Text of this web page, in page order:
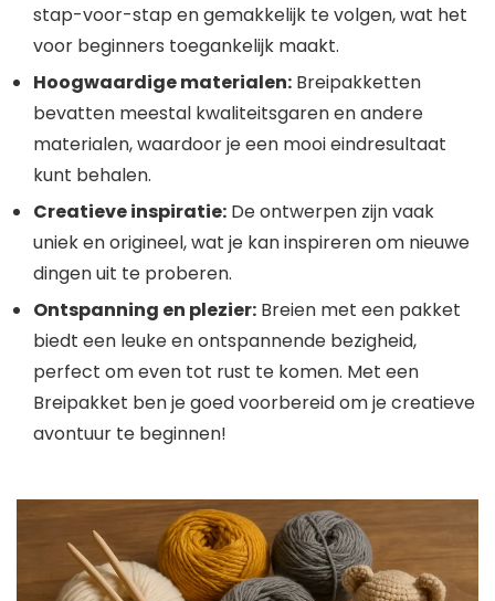
stap-voor-stap en gemakkelijk te volgen, wat het
voor beginners toegankelijk maakt.
Hoogwaardige materialen: Breipakketten
bevatten meestal kwaliteitsgaren en andere
materialen, waardoor je een mooi eindresultaat
kunt behalen.
Creatieve inspiratie: De ontwerpen zijn vaak
uniek en origineel, wat je kan inspireren om nieuwe
dingen uit te proberen.
Ontspanning en plezier: Breien met een pakket
biedt een leuke en ontspannende bezigheid,
perfect om even tot rust te komen. Met een
Breipakket ben je goed voorbereid om je creatieve
avontuur te beginnen!